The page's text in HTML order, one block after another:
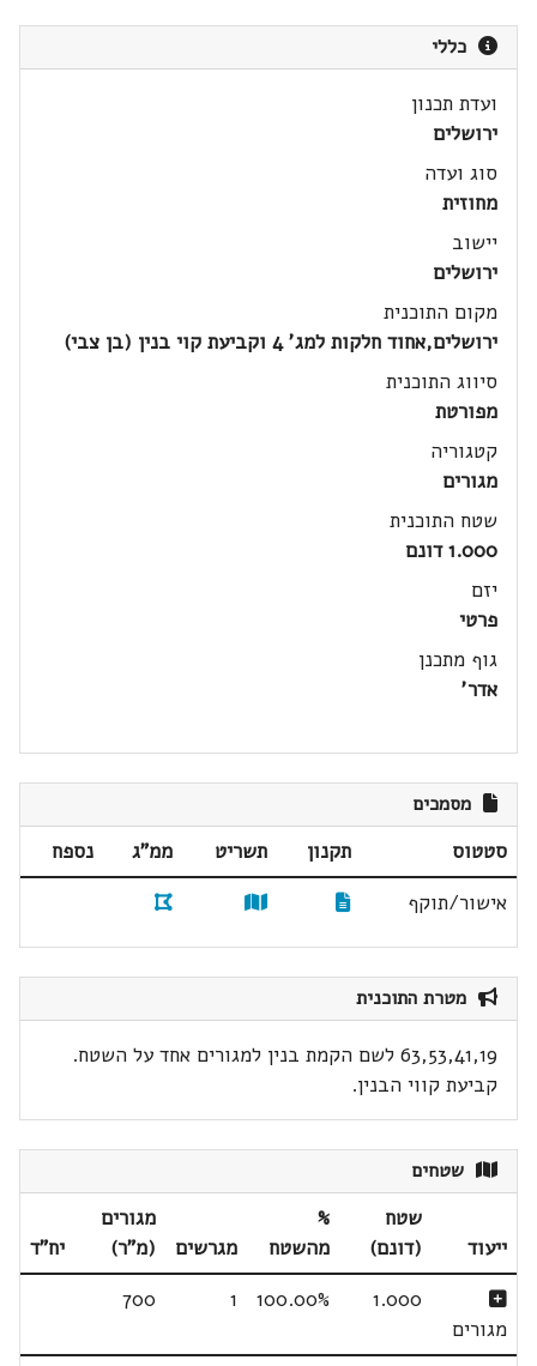
כללי
ועדת תכנון
ירושלים
סוג ועדה
מחוזית
יישוב
ירושלים
מקום התוכנית
ירושלים,אחוד חלקות למג' 4 וקביעת קוי בנין (בן צבי)
סיווג התוכנית
מפורטת
קטגוריה
מגורים
שטח התוכנית
1.000 דונם
יזם
פרטי
גוף מתכנן
אדר'
מסמכים
סטטוס תקנון תשריט ממ"ג
נספח
אישור/תוקף
מטרת התוכנית
63,53,41,19 לשם הקמת בנין למגורים אחד על השטח.
קביעת קווי הבנין.
שטחים
ייעוד
שטח
(דונם)
%
מהשטח
מגרשים
מגורים
(מ"ר)
יח"ד
מגורים
1.000
100.00%
1
700